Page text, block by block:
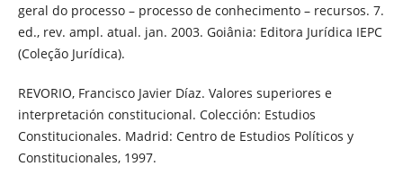
geral do processo – processo de conhecimento – recursos. 7.
ed., rev. ampl. atual. jan. 2003. Goiânia: Editora Jurídica IEPC
(Coleção Jurídica).
REVORIO, Francisco Javier Díaz. Valores superiores e
interpretación constitucional. Colección: Estudios
Constitucionales. Madrid: Centro de Estudios Políticos y
Constitucionales, 1997.